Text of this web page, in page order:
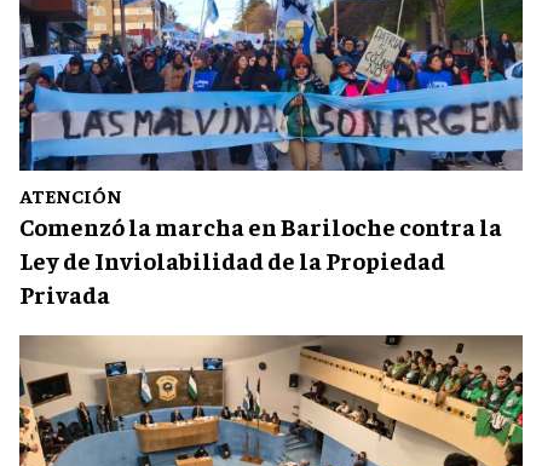
ATENCIÓN
Comenzó la marcha en Bariloche contra la
Ley de Inviolabilidad de la Propiedad
Privada